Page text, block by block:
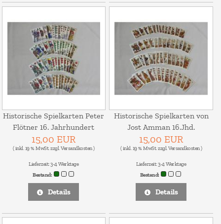
Historische Spielkarten Peter
Flötner 16. Jahrhundert
15,00 EUR
( inkl. 19 % MwSt. zzgl.Versandkosten)
Lieferzeit:3-4 Werktage
Bestand:
Details
Historische Spielkarten von
Jost Amman 16.Jhd.
15,00 EUR
( inkl. 19 % MwSt. zzgl.Versandkosten)
Lieferzeit:3-4 Werktage
Bestand:
Details